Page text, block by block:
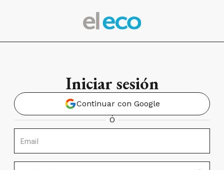
Iniciar sesión
Continuar con Google
Ó
Email